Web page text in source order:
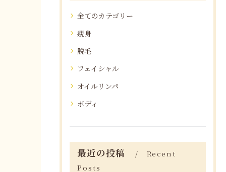
全てのカテゴリー
痩身
脱毛
フェイシャル
オイルリンパ
ボディ
最近の投稿
Recent
Posts